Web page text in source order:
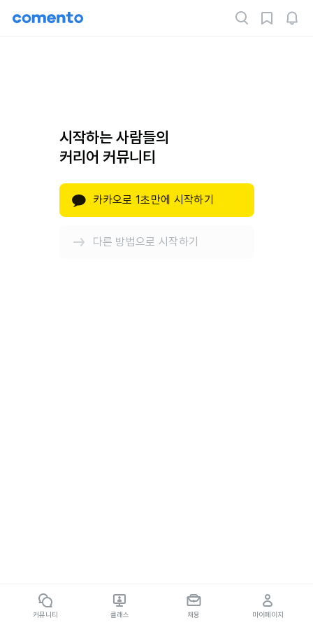
시작하는 사람들의
커리어 커뮤니티
카카오로 1초만에 시작하기
다른 방법으로 시작하기
커뮤니티 클래스 채용 마이페이지